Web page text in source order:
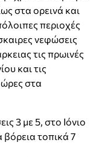
στα ορεινά και
περιοχές
νεφώσεις
τις πρωινές
και τις
στα
3 με 5, στο Ιόνιο
βόρεια τοπικά 7